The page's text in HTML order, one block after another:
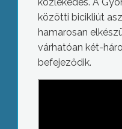
közötti bicikliút
hamarosan
várhatóan két-
befejeződik.